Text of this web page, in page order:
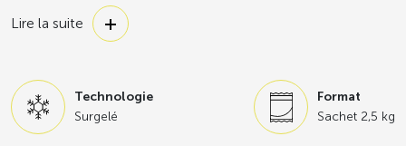
et sans matière grasse. Il ne reste plus qu’à les remettre en
température ou à les cuisiner
Lire la suite
Technologie
Surgelé
Format
Sachet 2,5 kg